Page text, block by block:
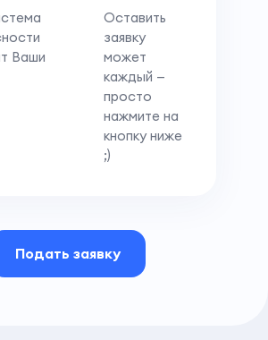
Ваши
Оставить
заявку
может
каждый —
просто
нажмите на
кнопку ниже
;)
Подать заявку